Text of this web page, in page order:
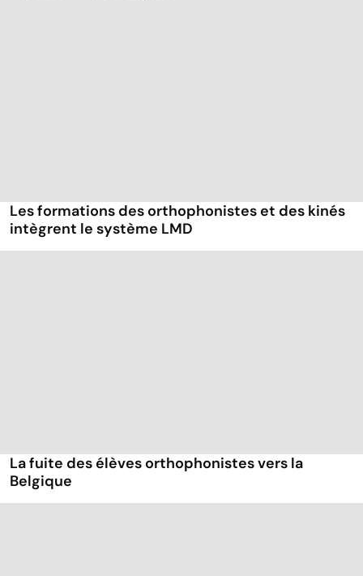
Les formations des orthophonistes et des kinés
intègrent le système LMD
La fuite des élèves orthophonistes vers la
Belgique